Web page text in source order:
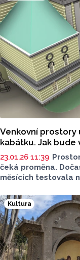
Venkovní prostory
kabátku. Jak bude
23.01.26 11:39
čeká proměna.
měsících testovala
i slabiny tohoto
Město nyní chystá
důstojnost
do jednoho
Kultura